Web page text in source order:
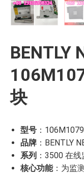
BENTLY
块
型号 ：
品牌 ：BENTLY
系列 ：3500 在
核心功能：为监